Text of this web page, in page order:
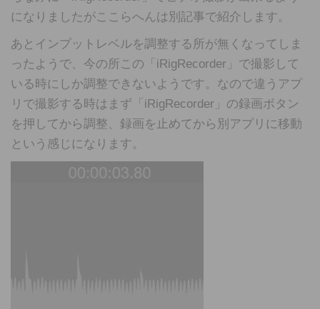
になりましたがここらへんは別記事で紹介します。
あとインプットレベルを調整する所が無くなってしま
ったようで、今の所この「iRigRecorder」で撮影して
いる時にしか調整できないようです。なので違うアプ
リで撮影する時はまず「iRigRecorder」の録画ボタン
を押してから調整、録画を止めてから別アプリに移動
という感じになります。